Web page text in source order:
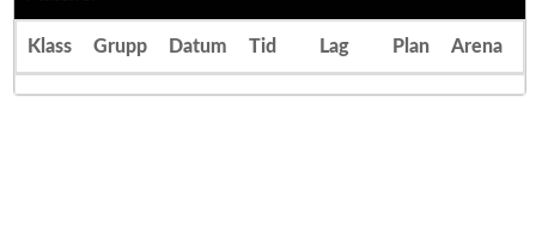
Klass Grupp Datum Tid Lag Plan Arena